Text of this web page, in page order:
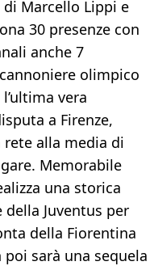
Marcello Lippi e
30 presenze con
anche 7
olimpico
vera
a Firenze,
alla media di
Memorabile
una storica
Juventus per
della Fiorentina
sarà una sequela